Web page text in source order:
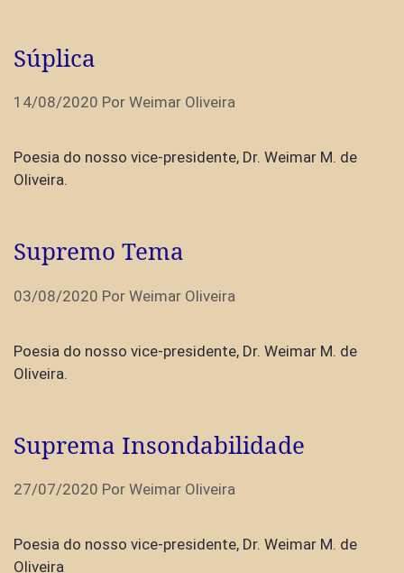
Súplica
14/08/2020 Por Weimar Oliveira
Poesia do nosso vice-presidente, Dr. Weimar M. de
Oliveira.
Supremo Tema
03/08/2020 Por Weimar Oliveira
Poesia do nosso vice-presidente, Dr. Weimar M. de
Oliveira.
Suprema Insondabilidade
27/07/2020 Por Weimar Oliveira
Poesia do nosso vice-presidente, Dr. Weimar M. de
Oliveira